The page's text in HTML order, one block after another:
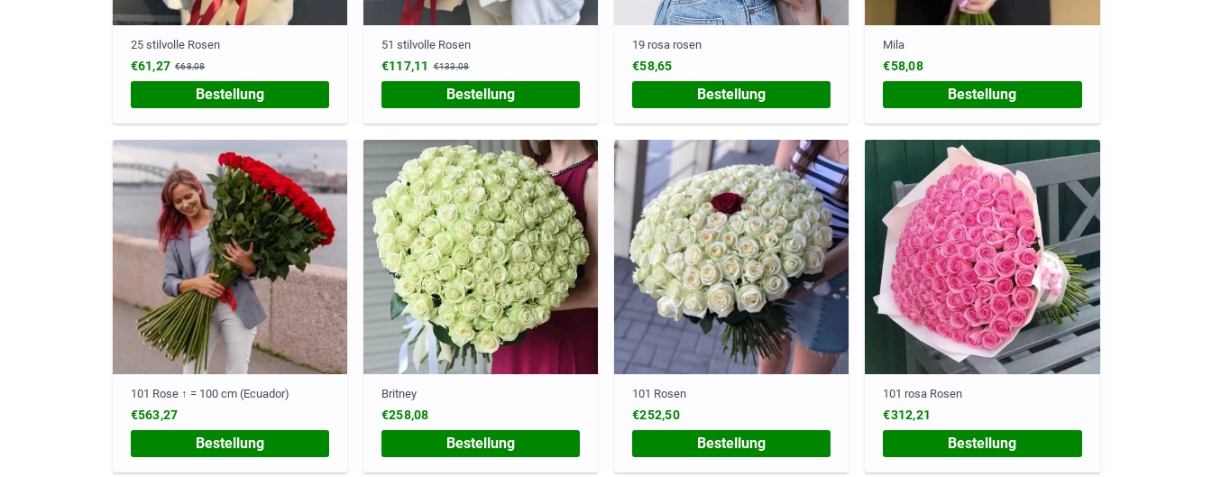
25 stilvolle Rosen
€61,27 €68,08
Bestellung
51 stilvolle Rosen
€117,11 €133,08
Bestellung
19 rosa rosen
€58,65
Bestellung
Mila
€58,08
Bestellung
101 Rose ↑ = 100 cm (Ecuador)
€563,27
Bestellung
Britney
€258,08
Bestellung
101 Rosen
€252,50
Bestellung
101 rosa Rosen
€312,21
Bestellung